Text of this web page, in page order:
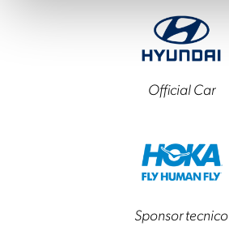
Official Car
Sponsor tecnico